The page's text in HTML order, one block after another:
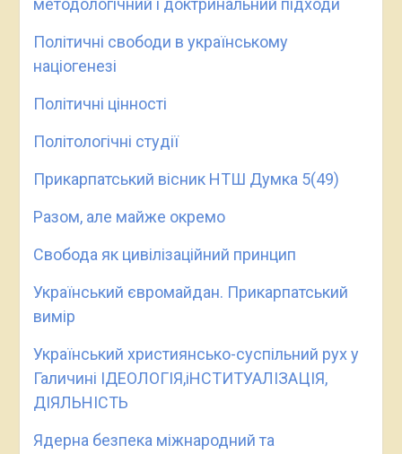
методологічний і доктринальний підходи
Політичні свободи в українському
націогенезі
Політичні цінності
Політологічні студії
Прикарпатський вісник НТШ Думка 5(49)
Разом, але майже окремо
Свобода як цивілізаційний принцип
Український євромайдан. Прикарпатський
вимір
Український християнсько-суспільний рух у
Галичині ІДЕОЛОГІЯ,іНСТИТУАЛІЗАЦІЯ,
ДІЯЛЬНІСТЬ
Ядерна безпека міжнародний та